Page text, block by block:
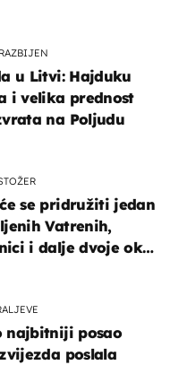
u Litvi: Hajduku
i velika prednost
na Poljudu
se pridružiti jedan
Vatrenih,
i dalje dvoje oko
najbitniji posao
poslala